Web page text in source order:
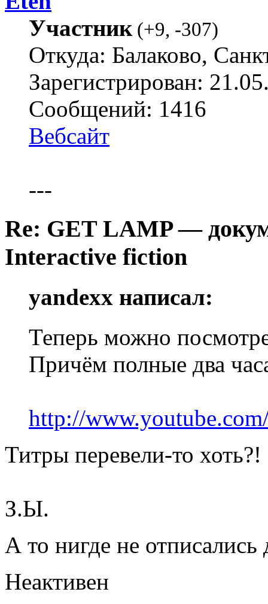
Участник(+9, -307)
Откуда: Балаково,
Зарегистрирован:
Сообщений: 1416
Вебсайт
---
Re: GET LAMP —
Interactive fiction
yandexx написал:
Теперь можно
Причём полные два
http://
Титры перевели-то хоть?!
З.Ы.
А то нигде не
Неактивен